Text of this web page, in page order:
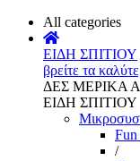
All categories
ΕΙΔΗ ΣΠΙΤΙΟΥ
βρείτε τα
ΔΕΣ ΜΕΡΙΚΑ
ΕΙΔΗ ΣΠΙΤΙΟΥ
/